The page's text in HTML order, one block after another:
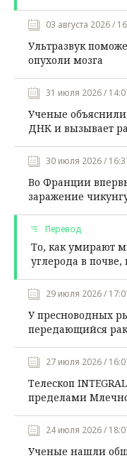
03 августа 2026 /
Ультразвук
опухоли мозга
31 июля 2026 /
Ученые
ДНК и вызывает
30 июля 2026 /
Во Франции
заражение
Перевод
То, как умирают
углерода в почве,
29 июля 2026 /
У пресноводных
передающийся рак
27 июля 2026 /
Телескоп
пределами
24 июля 2026 /
Ученые нашли